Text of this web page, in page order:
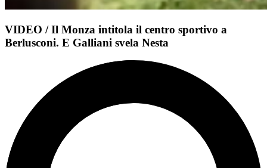
VIDEO / Il Monza intitola il centro sportivo a
Berlusconi. E Galliani svela Nesta